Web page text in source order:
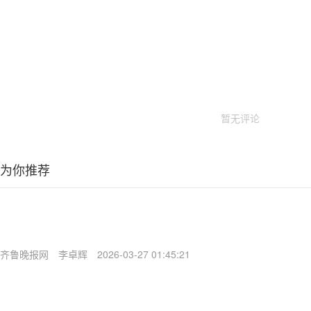
暂无评论
为你推荐
齐鲁晚报网 李卓辉 2026-03-27 01:45:21